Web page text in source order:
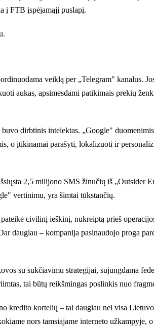
į FTB įspėjamąjį puslapį.
veiklą per „Telegram" kanalus.
aukas, apsimesdami patikimais prekių
dirbtinis intelektas. „Google"
o įtikinamai parašyti, lokalizuoti ir
2,5 milijono SMS žinučių iš
vertinimu, yra šimtai tūkstančių.
civilinį ieškinį, nukreiptą prieš
daugiau – kompanija pasinaudojo proga
su sukčiavimu strategijai, sujungdama
tai būtų reikšmingas poslinkis nuo
kredito kortelių – tai daugiau nei visa
nors tamsiajame interneto užkampyje,